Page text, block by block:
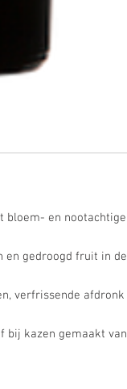
bloem- en nootachtige
en gedroogd fruit in de
verfrissende afdronk
bij kazen gemaakt van